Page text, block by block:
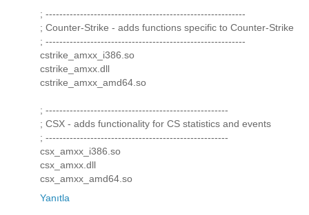
; ----------------------------------------------------------
; Counter-Strike - adds functions specific to Counter-Strike
; ----------------------------------------------------------
cstrike_amxx_i386.so
cstrike_amxx.dll
cstrike_amxx_amd64.so
; -----------------------------------------------------
; CSX - adds functionality for CS statistics and events
; -----------------------------------------------------
csx_amxx_i386.so
csx_amxx.dll
csx_amxx_amd64.so
Yanıtla